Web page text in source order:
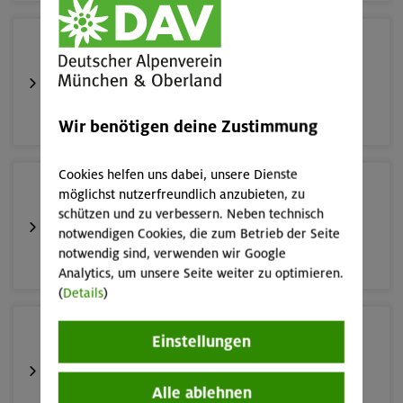
16.08.26
Schnupperkletterkurs indoor
München
19.08.26
Schnupperkletterkurs indoor
München
Bouldern für Einsteiger indoor
Wir benötigen deine Zustimmung
Cookies helfen uns dabei, unsere Dienste
möglichst nutzerfreundlich anzubieten, zu
schützen und zu verbessern. Neben technisch
notwendigen Cookies, die zum Betrieb der Seite
notwendig sind, verwenden wir Google
Analytics, um unsere Seite weiter zu optimieren.
(Details)
Einstellungen
Alle ablehnen